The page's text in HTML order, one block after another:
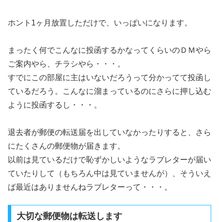
ホント1ヶ月放置しただけで、いっぱいになります。
まったく何でこんなに投函するかなってくらいのＤＭやら
ご案内やら、チラシやら・・・。
すでにこの部屋に主はいないだろうって分かってて投函し
ているだろう。こんなに溜まっているのにさらに押し込む
ように投函するし・・・。
退去者が郵便の転送届を出していなかったりすると、さら
にたくさんの郵便物が届きます。
以前は見ているだけで恥ずかしいようなラブレターが届い
ていたりして（もちろん中は見ていませんが）、そういえ
ば最近はありませんねラブレターって・・・。
大切な郵便物は転送します